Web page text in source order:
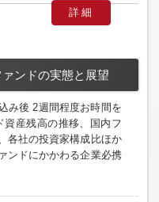
詳細
ンドの実態と展望
み後 2週間程度お時間を
産残高の推移、国内フ
各社の投資家構成比ほか
ンドにかかわる企業必携